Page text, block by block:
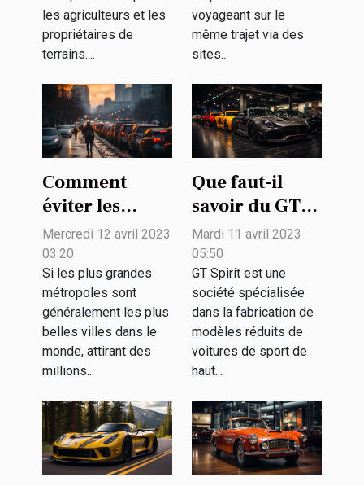
les agriculteurs et les
propriétaires de
terrains....
voyageant sur le
même trajet via des
sites...
Comment
éviter les
bouchons dans
le trafic des
grandes villes
?
Mercredi 12 avril 2023
03:20
Si les plus grandes
métropoles sont
généralement les plus
belles villes dans le
monde, attirant des
millions...
Que faut-il
savoir du GT
Spirit sur sa
passion pour
les voitures
d'exception ?
Mardi 11 avril 2023
05:50
GT Spirit est une
société spécialisée
dans la fabrication de
modèles réduits de
voitures de sport de
haut...